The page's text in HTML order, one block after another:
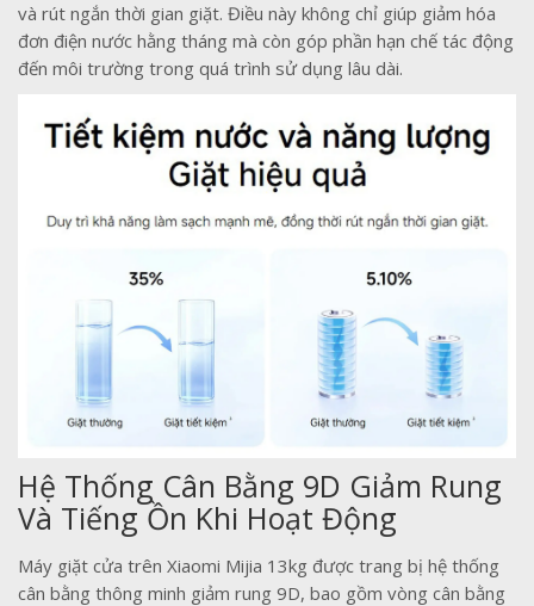
và rút ngắn thời gian giặt. Điều này không chỉ giúp giảm hóa
đơn điện nước hằng tháng mà còn góp phần hạn chế tác động
đến môi trường trong quá trình sử dụng lâu dài.
Hệ Thống Cân Bằng 9D Giảm Rung
Và Tiếng Ồn Khi Hoạt Động
Máy giặt cửa trên Xiaomi Mijia 13kg được trang bị hệ thống
cân bằng thông minh giảm rung 9D, bao gồm vòng cân bằng